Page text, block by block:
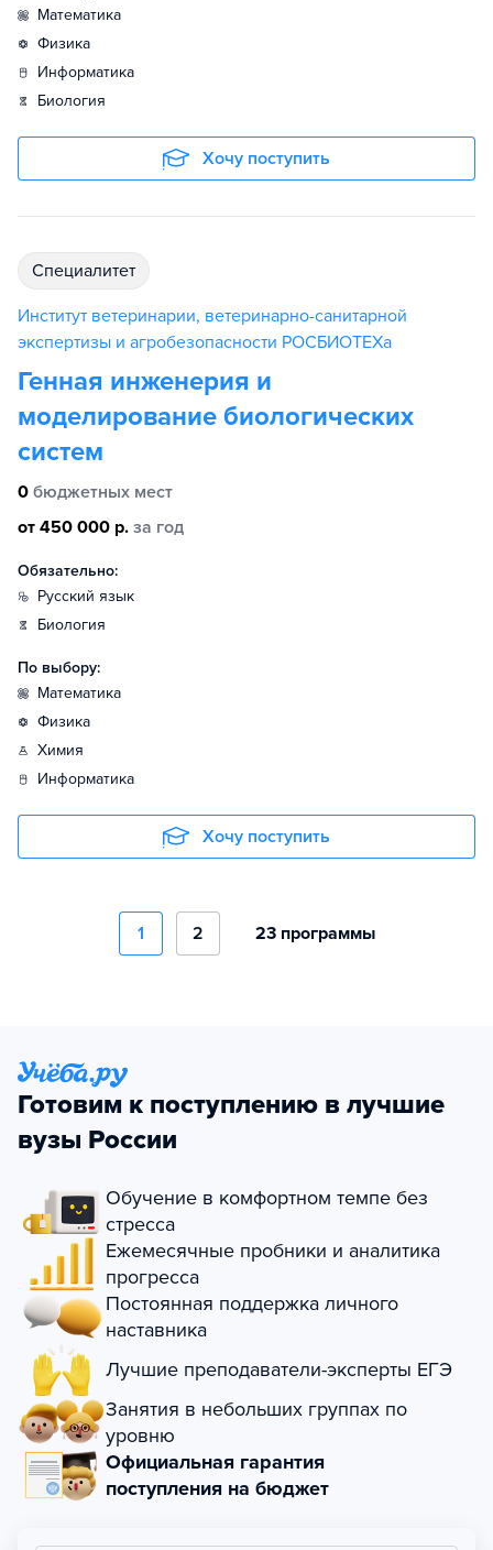
математика
физика
информатика
биология
Хочу поступить
специалитет
Институт ветеринарии, ветеринарно-санитарной
экспертизы и агробезопасности РОСБИОТЕХа
Генная инженерия и
моделирование биологических
систем
0 бюджетных мест
от 450 000 р. за год
Обязательно:
русский язык
биология
По выбору:
математика
физика
химия
информатика
Хочу поступить
1 2 23 программы
Готовим к поступлению в лучшие
вузы России
Обучение в комфортном темпе без
стресса
Ежемесячные пробники и аналитика
прогресса
Постоянная поддержка личного
наставника
Лучшие преподаватели-эксперты ЕГЭ
Занятия в небольших группах по
уровню
Официальная гарантия
поступления на бюджет